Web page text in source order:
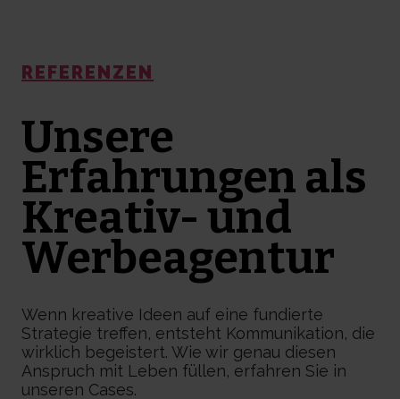
REFERENZEN
Unsere
Erfahrungen als
Kreativ- und
Werbeagentur
Wenn kreative Ideen auf eine fundierte
Strategie treffen, entsteht Kommunikation, die
wirklich begeistert. Wie wir genau diesen
Anspruch mit Leben füllen, erfahren Sie in
unseren Cases.